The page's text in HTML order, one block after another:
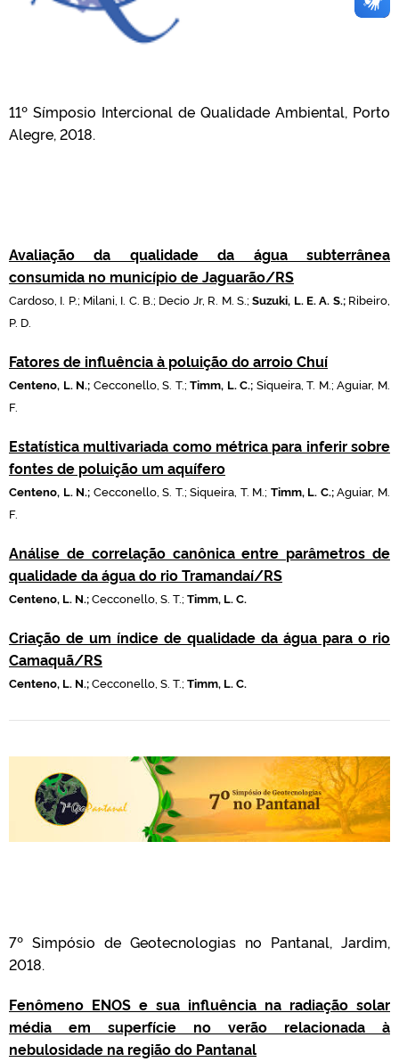
11º Símposio Intercional de Qualidade Ambiental, Porto
Alegre, 2018.
Avaliação da qualidade da água subterrânea
consumida no município de Jaguarão/RS
Cardoso, I. P.; Milani, I. C. B.; Decio Jr, R. M. S.;Suzuki, L. E. A. S.; Ribeiro,
P. D.
Fatores de influência à poluição do arroio Chuí
Centeno, L. N.; Cecconello, S. T.;Timm, L. C.; Siqueira, T. M.; Aguiar, M.
F.
Estatística multivariada como métrica para inferir sobre
fontes de poluição um aquífero
Centeno, L. N.; Cecconello, S. T.; Siqueira, T. M.; Timm, L. C.;Aguiar, M.
F.
Análise de correlação canônica entre parâmetros de
qualidade da água do rio Tramandaí/RS
Centeno, L. N.;Cecconello, S. T.; Timm, L. C.
Criação de um índice de qualidade da água para o rio
Camaquã/RS
Centeno, L. N.;Cecconello, S. T.; Timm, L. C.
7º Simpósio de Geotecnologias no Pantanal, Jardim,
2018.
Fenômeno ENOS e sua influência na radiação solar
média em superfície no verão relacionada à
nebulosidade na região do Pantanal